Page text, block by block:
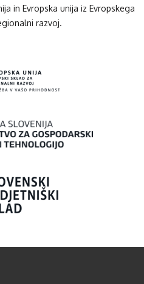
in Evropska unija iz Evropskega
razvoj.